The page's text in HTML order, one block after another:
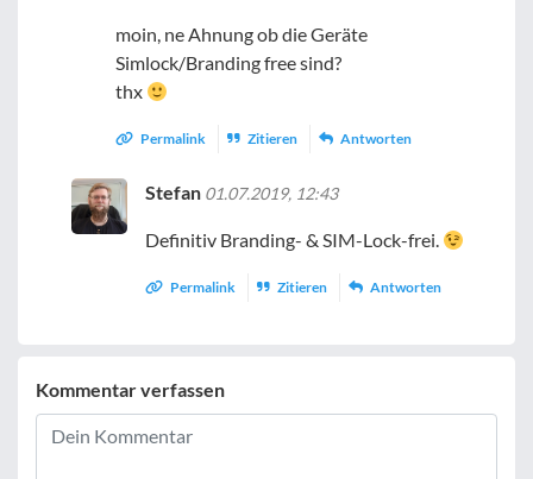
moin, ne Ahnung ob die Geräte
Simlock/Branding free sind?
thx
Permalink Zitieren Antworten
Stefan 01.07.2019, 12:43
Definitiv Branding- & SIM-Lock-frei.
Permalink Zitieren Antworten
Kommentar verfassen